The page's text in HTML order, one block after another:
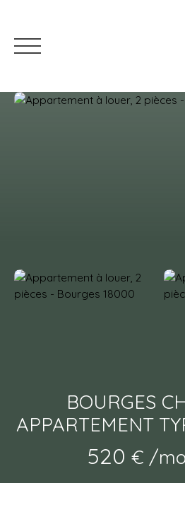
BOURGES
APPARTEMENT
520 € /